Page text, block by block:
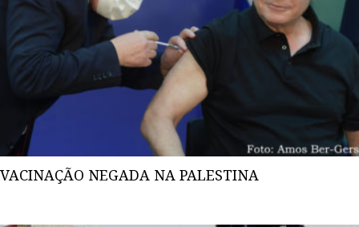
VACINAÇÃO NEGADA NA PALESTINA